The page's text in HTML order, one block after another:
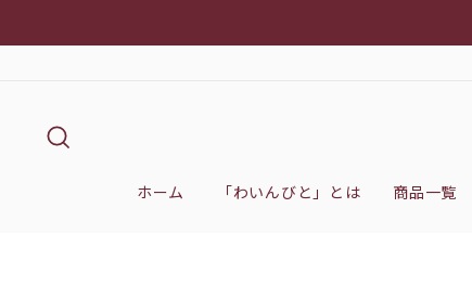
へ
ホーム 「わいんびと」とは 商品一覧